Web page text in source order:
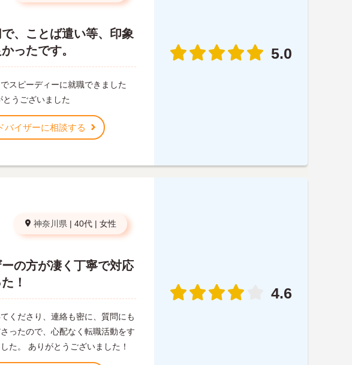
、ことば遣い等、印象
ったです。
スピーディーに就職できました
うございました
バイザーに相談する
5.0
神奈川県 | 40代 | 女性
の方が凄く丁寧で対応
！
くださり、連絡も密に、質問にも
ったので、心配なく転職活動をす
た。 ありがとうございました！
4.6